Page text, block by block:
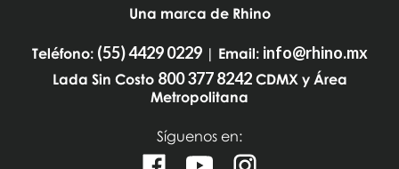
Una marca de Rhino
Teléfono: (55) 4429 0229| Email: info@rhino.mx
Lada Sin Costo 800 377 8242CDMX y Área
Metropolitana
Síguenos en: